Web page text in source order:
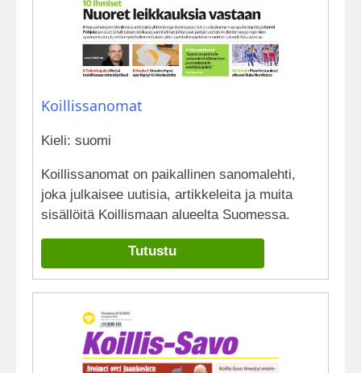
Koillissanomat
Kieli: suomi
Koillissanomat on paikallinen sanomalehti,
joka julkaisee uutisia, artikkeleita ja muita
sisällöitä Koillismaan alueelta Suomessa.
Tutustu